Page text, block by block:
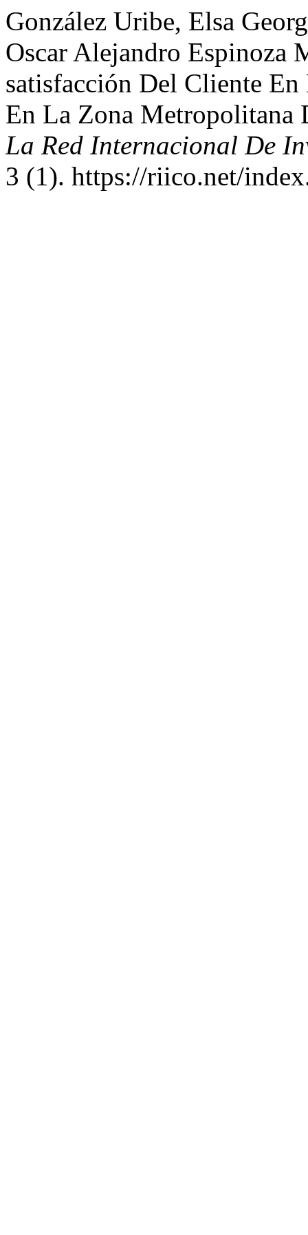
González Uribe, Elsa
Oscar Alejandro Espinoza
satisfacción Del Cliente
En La Zona Metropolitana
La Red Internacional De
3 (1). https://riico.net/